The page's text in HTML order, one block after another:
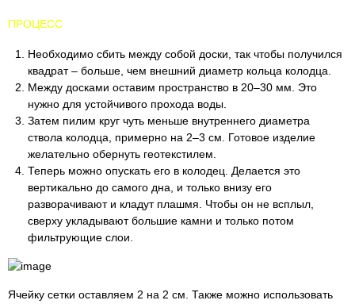
ПРОЦЕСС
Необходимо сбить между собой доски, так чтобы получился
квадрат – больше, чем внешний диаметр кольца колодца.
Между досками оставим пространство в 20–30 мм. Это
нужно для устойчивого прохода воды.
Затем пилим круг чуть меньше внутреннего диаметра
ствола колодца, примерно на 2–3 см. Готовое изделие
желательно обернуть геотекстилем.
Теперь можно опускать его в колодец. Делается это
вертикально до самого дна, и только внизу его
разворачивают и кладут плашмя. Чтобы он не всплыл,
сверху укладывают большие камни и только потом
фильтрующие слои.
Ячейку сетки оставляем 2 на 2 см. Также можно использовать